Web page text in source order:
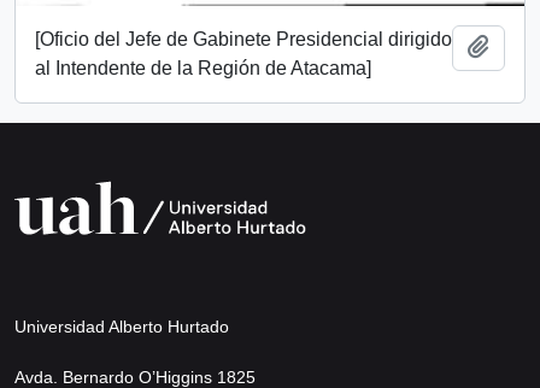
[Oficio del Jefe de Gabinete Presidencial dirigido
al Intendente de la Región de Atacama]
Universidad Alberto Hurtado
Avda. Bernardo O’Higgins 1825